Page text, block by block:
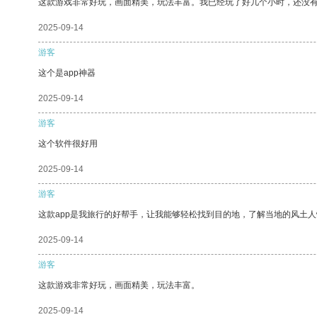
这款游戏非常好玩，画面精美，玩法丰富。我已经玩了好几个小时，还没有
2025-09-14
游客
这个是app神器
2025-09-14
游客
这个软件很好用
2025-09-14
游客
这款app是我旅行的好帮手，让我能够轻松找到目的地，了解当地的风土人
2025-09-14
游客
这款游戏非常好玩，画面精美，玩法丰富。
2025-09-14